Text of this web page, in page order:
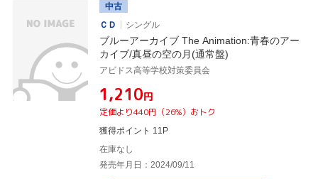
中古
ＣＤ
シングル
ブルーアーカイブ The Animation:青春のアー
カイブ/真昼の空の月(通常盤)
アビドス高等学校対策委員会
¥1,210円
定価より440円（26%）おトク
獲得ポイント 11P
在庫なし
発売年月日：2024/09/11